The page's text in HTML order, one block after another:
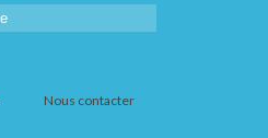
Nous contacter